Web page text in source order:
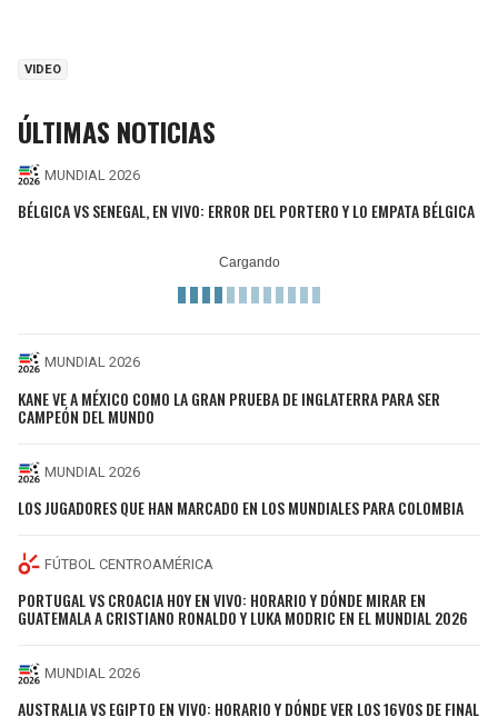
VIDEO
ÚLTIMAS NOTICIAS
MUNDIAL 2026
BÉLGICA VS SENEGAL, EN VIVO: ERROR DEL PORTERO Y LO EMPATA BÉLGICA
MUNDIAL 2026
KANE VE A MÉXICO COMO LA GRAN PRUEBA DE INGLATERRA PARA SER
CAMPEÓN DEL MUNDO
MUNDIAL 2026
LOS JUGADORES QUE HAN MARCADO EN LOS MUNDIALES PARA COLOMBIA
FÚTBOL CENTROAMÉRICA
PORTUGAL VS CROACIA HOY EN VIVO: HORARIO Y DÓNDE MIRAR EN
GUATEMALA A CRISTIANO RONALDO Y LUKA MODRIC EN EL MUNDIAL 2026
MUNDIAL 2026
AUSTRALIA VS EGIPTO EN VIVO: HORARIO Y DÓNDE VER LOS 16VOS DE FINAL